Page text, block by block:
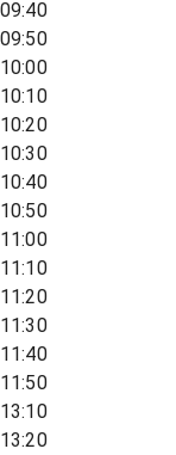
09:40
09:50
10:00
10:10
10:20
10:30
10:40
10:50
11:00
11:10
11:20
11:30
11:40
11:50
13:10
13:20